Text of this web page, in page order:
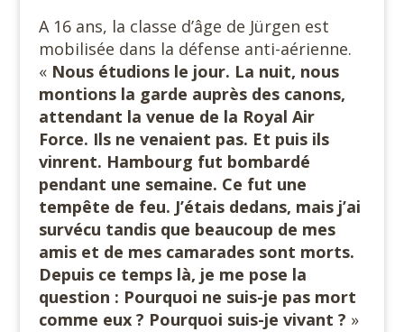
A 16 ans, la classe d’âge de Jürgen est
mobilisée dans la défense anti-aérienne.
« Nous étudions le jour. La nuit, nous
montions la garde auprès des canons,
attendant la venue de la Royal Air
Force. Ils ne venaient pas. Et puis ils
vinrent. Hambourg fut bombardé
pendant une semaine. Ce fut une
tempête de feu. J’étais dedans, mais j’ai
survécu tandis que beaucoup de mes
amis et de mes camarades sont morts.
Depuis ce temps là, je me pose la
question : Pourquoi ne suis-je pas mort
comme eux ? Pourquoi suis-je vivant ? »